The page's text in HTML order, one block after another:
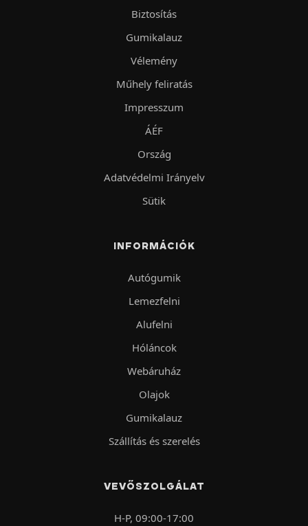
Biztosítás
Gumikalauz
Vélemény
Műhely feliratás
Impresszum
ÁÉF
Ország
Adatvédelmi Irányelv
Sütik
INFORMÁCIÓK
Autógumik
Lemezfelni
Alufelni
Hóláncok
Webáruház
Olajok
Gumikalauz
Szállítás és szerelés
VEVŐSZOLGÁLAT
H-P, 09:00-17:00